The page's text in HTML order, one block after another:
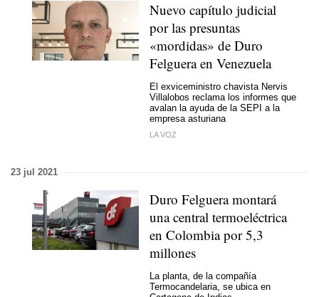
Nuevo capítulo judicial
por las presuntas
«mordidas» de Duro
Felguera en Venezuela
El exviceministro chavista Nervis
Villalobos reclama los informes que
avalan la ayuda de la SEPI a la
empresa asturiana
LA VOZ
23 jul 2021
Duro Felguera montará
una central termoeléctrica
en Colombia por 5,3
millones
La planta, de la compañía
Termocandelaria, se ubica en